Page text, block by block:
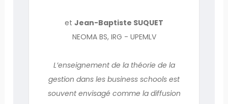
et Jean-Baptiste SUQUET
NEOMA BS, IRG - UPEMLV
L’enseignement de la théorie de la
gestion dans les business schools est
souvent envisagé comme la diffusion